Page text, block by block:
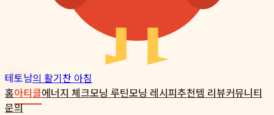
테토남의 활기찬 아침
홈아티클에너지 체크모닝 루틴모닝 레시피추천템 리뷰커뮤니티
문의